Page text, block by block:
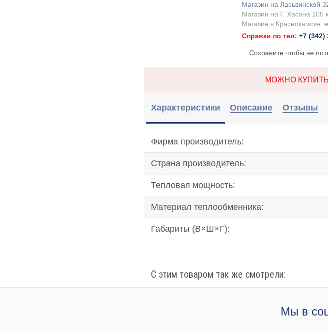
Магазин на Ласьвинской
Магазин на Г. Хасана 105
Магазин в Краснокамске:
Справки по тел: +7 (342)
Сохраните чтобы не
МОЖНО
Характеристики
Фирма производитель:
Страна производитель:
Тепловая мощность:
Материал теплообменника:
Габариты (В×Ш×Г):
Описание Отзывы
С этим товаром так же смотрели:
Мы в